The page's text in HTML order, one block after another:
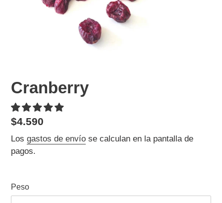
Cranberry
Precio
habitual
$4.590
Los gastos de envío se calculan en la pantalla de
pagos.
Peso